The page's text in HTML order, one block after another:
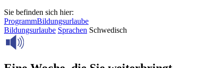
Sie befinden sich hier:
ProgrammBildungsurlaube
Bildungsurlaube Sprachen Schwedisch